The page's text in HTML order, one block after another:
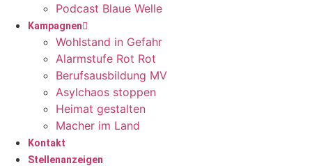
Podcast Blaue Welle
Kampagnen
Wohlstand in Gefahr
Alarmstufe Rot Rot
Berufsausbildung MV
Asylchaos stoppen
Heimat gestalten
Macher im Land
Kontakt
Stellenanzeigen